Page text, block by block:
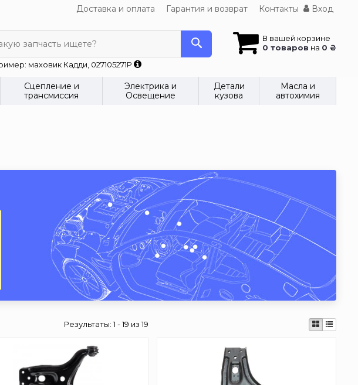
Доставка и оплата Гарантия и возврат Контакты Вход
В вашей корзине
0 товаров на 0 ₴
запчасть ищете?
маховик Кадди, 027105271P
Сцепление и
трансмиссия
Электрика и
Освещение
Детали
кузова
Масла и
автохимия
Результаты:1 - 19 из 19